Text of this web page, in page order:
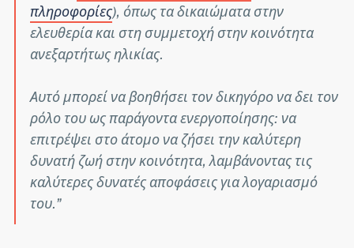
πληροφορίες), όπως τα δικαιώματα στην
ελευθερία και στη συμμετοχή στην κοινότητα
ανεξαρτήτως ηλικίας.
Αυτό μπορεί να βοηθήσει τον δικηγόρο να δει τον
ρόλο του ως παράγοντα ενεργοποίησης: να
επιτρέψει στο άτομο να ζήσει την καλύτερη
δυνατή ζωή στην κοινότητα, λαμβάνοντας τις
καλύτερες δυνατές αποφάσεις για λογαριασμό
του.